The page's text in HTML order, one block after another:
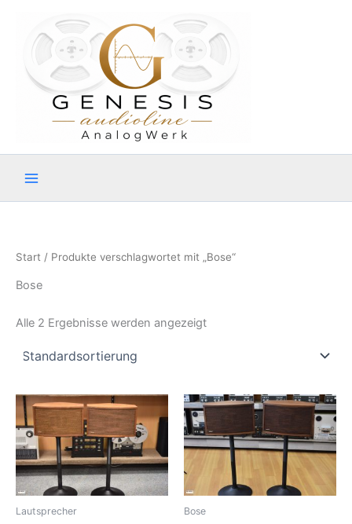
springen
Start / Produkte verschlagwortet mit „Bose“
Bose
Alle 2 Ergebnisse werden angezeigt
Lautsprecher Bose